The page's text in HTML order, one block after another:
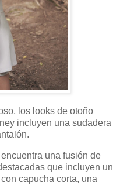
los looks de otoño
incluyen una sudadera
una fusión de
que incluyen un
capucha corta, una